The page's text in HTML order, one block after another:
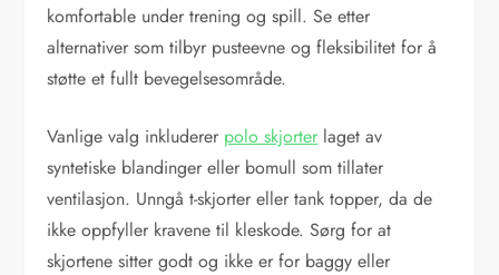
komfortable under trening og spill. Se etter
alternativer som tilbyr pusteevne og fleksibilitet for å
støtte et fullt bevegelsesområde.
Vanlige valg inkluderer polo skjorter laget av
syntetiske blandinger eller bomull som tillater
ventilasjon. Unngå t-skjorter eller tank topper, da de
ikke oppfyller kravene til kleskode. Sørg for at
skjortene sitter godt og ikke er for baggy eller